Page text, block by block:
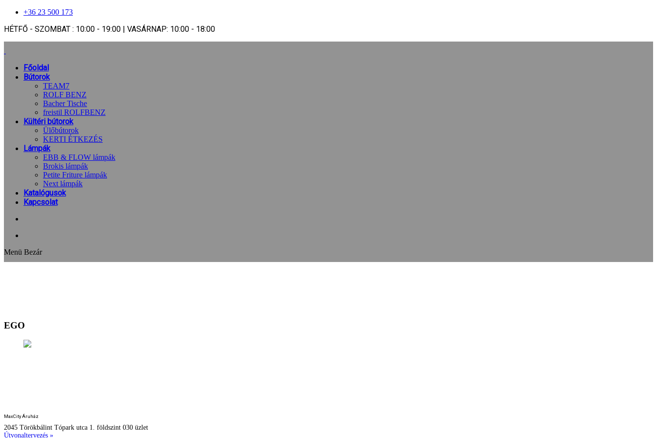
+36 23 500 173
HÉTFŐ - SZOMBAT : 10:00 - 19:00 | VASÁRNAP: 10:00 - 18:00
Főoldal
Bútorok
TEAM7
ROLF BENZ
Bacher Tische
freistil ROLFBENZ
Kültéri bútorok
Ülőbútorok
KERTI ÉTKEZÉS
Lámpák
EBB & FLOW lámpák
Brokis lámpák
Petite Friture lámpák
Next lámpák
Katalógusok
Kapcsolat
Menü Bezár
EGO
MaxCity Áruház
2045 Törökbálint Tópark utca 1. földszint 030 üzlet
Útvonaltervezés »